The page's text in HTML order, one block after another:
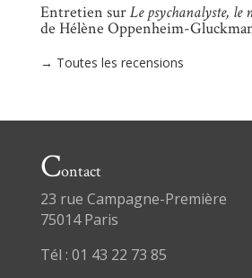
Entretien surLe psychanalyste, le
de Hélène Oppenheim-
→ Toutes les recensions
Contact
23 rue Campagne-Première
75014 Paris
Tél : 01 43 22 73 85